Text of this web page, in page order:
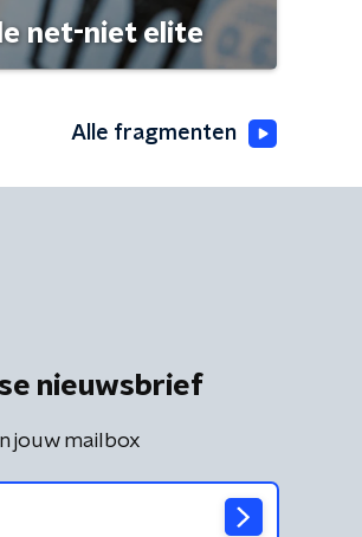
net-niet elite
Alle fragmenten
nieuwsbrief
jouw mailbox